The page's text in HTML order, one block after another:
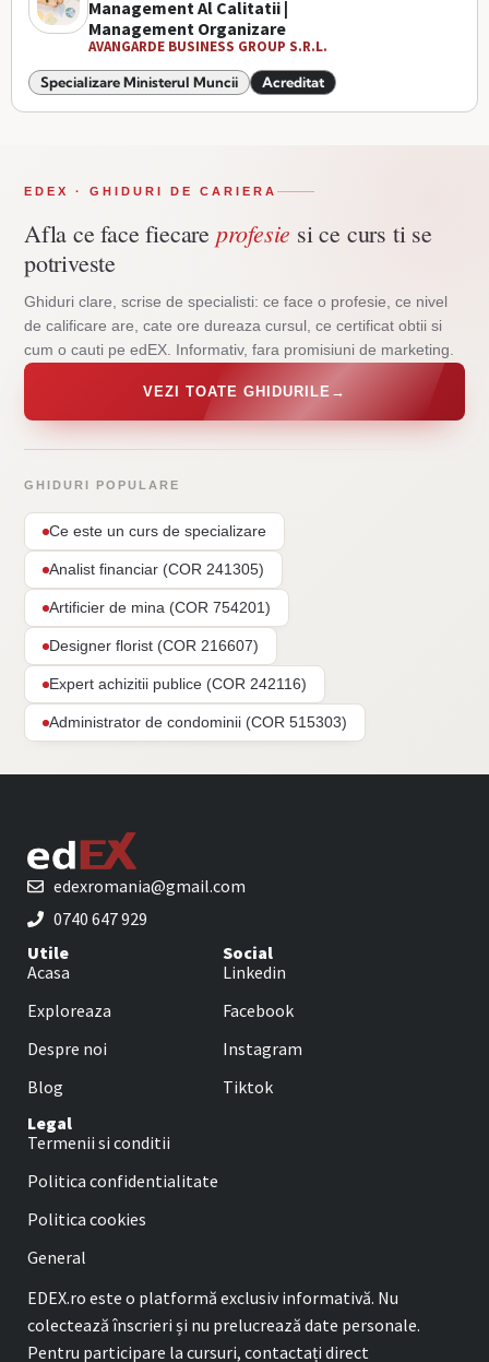
Management Al Calitatii |
Management Organizare
AVANGARDE BUSINESS GROUP S.R.L.
Specializare Ministerul Muncii Acreditat
EDEX · GHIDURI DE CARIERA
Afla ce face fiecare profesie si ce curs ti se
potriveste
Ghiduri clare, scrise de specialisti: ce face o profesie, ce nivel
de calificare are, cate ore dureaza cursul, ce certificat obtii si
cum o cauti pe edEX. Informativ, fara promisiuni de marketing.
VEZI TOATE GHIDURILE →
GHIDURI POPULARE
Ce este un curs de specializare
Analist financiar (COR 241305)
Artificier de mina (COR 754201)
Designer florist (COR 216607)
Expert achizitii publice (COR 242116)
Administrator de condominii (COR 515303)
edexromania@gmail.com
0740 647 929
Utile
Acasa
Exploreaza
Despre noi
Blog
Social
Linkedin
Facebook
Instagram
Tiktok
Legal
Termenii si conditii
Politica confidentialitate
Politica cookies
General
EDEX.ro este o platformă exclusiv informativă. Nu
colectează înscrieri și nu prelucrează date personale.
Pentru participare la cursuri, contactați direct